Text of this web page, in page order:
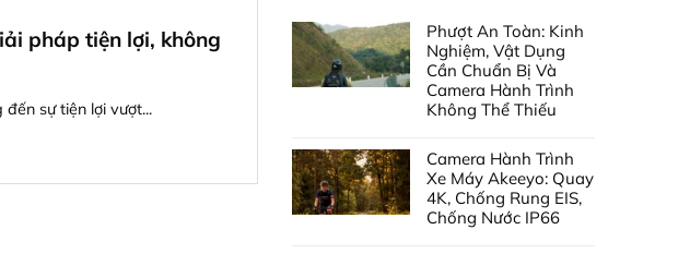
pháp tiện lợi, không
sự tiện lợi vượt...
Phượt An Toàn: Kinh
Nghiệm, Vật Dụng
Cần Chuẩn Bị Và
Camera Hành Trình
Không Thể Thiếu
Camera Hành Trình
Xe Máy Akeeyo: Quay
4K, Chống Rung EIS,
Chống Nước IP66